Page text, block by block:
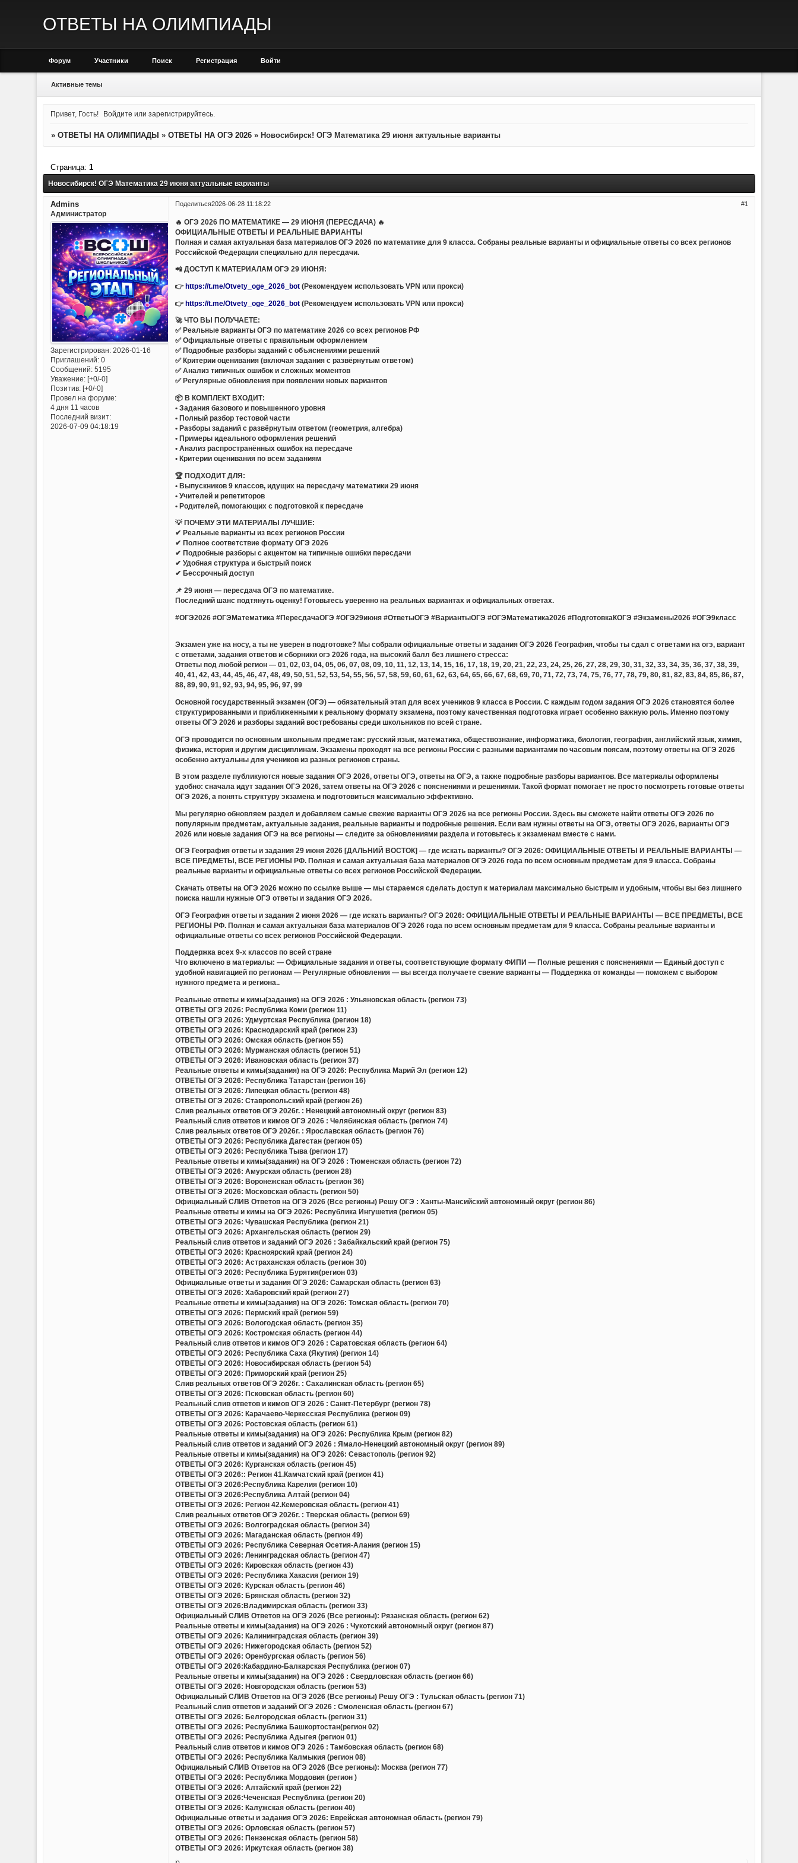
ОТВЕТЫ НА ОЛИМПИАДЫ
Форум Участники Поиск Регистрация Войти
Активные темы
Привет, Гость! Войдите илизарегистрируйтесь
» ОТВЕТЫ НА ОЛИМПИАДЫ » ОТВЕТЫ НА ОГЭ 2026 » Новосибирск! ОГЭ Математика 29 июня актуальные варианты
Новосибирск! ОГЭ Математика 29 июня актуальные варианты
Страница: 1
Поделиться 1
2026-06-28 11:18:22
Admins
Администратор
Зарегистрирован: 2026-01-16
Приглашений:0
Сообщений:5195
Уважение: [+0/-0]
Позитив: [+0/-0]
Провел на форуме:
4 дня 11 часов
Последний визит:
2026-07-09 04:18:19
🔥 ОГЭ 2026 ПО МАТЕМАТИКЕ — 29 ИЮНЯ (ПЕРЕСДАЧА) 🔥
ОФИЦИАЛЬНЫЕ ОТВЕТЫ И РЕАЛЬНЫЕ ВАРИАНТЫ
Полная и самая актуальная база материалов ОГЭ 2026 по математике для 9 класса. Собраны реальные варианты и официальные ответы со всех регионов
Российской Федерации специально для пересдачи.
📲 ДОСТУП К МАТЕРИАЛАМ ОГЭ 29 ИЮНЯ:
👉 https://t.me/Otvety_oge_2026_bot (Рекомендуем использовать VPN или прокси)
👉https://t.me/Otvety_oge_2026_bot (Рекомендуем использовать VPN или прокси)
🚀 ЧТО ВЫ ПОЛУЧАЕТЕ:
✅ Реальные варианты ОГЭ по математике 2026 со всех регионов РФ
✅ Официальные ответы с правильным оформлением
✅ Подробные разборы заданий с объяснениями решений
✅ Критерии оценивания (включая задания с развёрнутым ответом)
✅ Анализ типичных ошибок и сложных моментов
✅ Регулярные обновления при появлении новых вариантов
📦 В КОМПЛЕКТ ВХОДИТ:
• Задания базового и повышенного уровня
• Полный разбор тестовой части
• Разборы заданий с развёрнутым ответом (геометрия, алгебра)
• Примеры идеального оформления решений
• Анализ распространённых ошибок на пересдаче
• Критерии оценивания по всем заданиям
🏆 ПОДХОДИТ ДЛЯ:
• Выпускников 9 классов, идущих на пересдачу математики 29 июня
• Учителей и репетиторов
• Родителей, помогающих с подготовкой к пересдаче
💡 ПОЧЕМУ ЭТИ МАТЕРИАЛЫ ЛУЧШИЕ:
✔ Реальные варианты из всех регионов России
✔ Полное соответствие формату ОГЭ 2026
✔ Подробные разборы с акцентом на типичные ошибки пересдачи
✔ Удобная структура и быстрый поиск
✔ Бессрочный доступ
📌 29 июня — пересдача ОГЭ по математике.
Последний шанс подтянуть оценку! Готовьтесь уверенно на реальных вариантах и официальных ответах.
#ОГЭ2026 #ОГЭМатематика #ПересдачаОГЭ #ОГЭ29июня #ОтветыОГЭ #ВариантыОГЭ #ОГЭМатематика2026 #ПодготовкаКОГЭ #Экзамены2026 #ОГЭ9класс
Экзамен уже на носу, а ты не уверен в подготовке? Мы собрали официальные ответы и задания ОГЭ 2026 География, чтобы ты сдал с ответами на огэ, вариант
с ответами, задания ответов и сборники огэ 2026 года, на высокий балл без лишнего стресса:
Ответы под любой регион — 01, 02, 03, 04, 05, 06, 07, 08, 09, 10, 11, 12, 13, 14, 15, 16, 17, 18, 19, 20, 21, 22, 23, 24, 25, 26, 27, 28, 29, 30, 31, 32, 33, 34, 35, 36, 37, 38, 39,
40, 41, 42, 43, 44, 45, 46, 47, 48, 49, 50, 51, 52, 53, 54, 55, 56, 57, 58, 59, 60, 61, 62, 63, 64, 65, 66, 67, 68, 69, 70, 71, 72, 73, 74, 75, 76, 77, 78, 79, 80, 81, 82, 83, 84, 85, 86, 87,
88, 89, 90, 91, 92, 93, 94, 95, 96, 97, 99
Основной государственный экзамен (ОГЭ) — обязательный этап для всех учеников 9 класса в России. С каждым годом задания ОГЭ 2026 становятся более
структурированными и приближенными к реальному формату экзамена, поэтому качественная подготовка играет особенно важную роль. Именно поэтому
ответы ОГЭ 2026 и разборы заданий востребованы среди школьников по всей стране.
ОГЭ проводится по основным школьным предметам: русский язык, математика, обществознание, информатика, биология, география, английский язык, химия,
физика, история и другим дисциплинам. Экзамены проходят на все регионы России с разными вариантами по часовым поясам, поэтому ответы на ОГЭ 2026
особенно актуальны для учеников из разных регионов страны.
В этом разделе публикуются новые задания ОГЭ 2026, ответы ОГЭ, ответы на ОГЭ, а также подробные разборы вариантов. Все материалы оформлены
удобно: сначала идут задания ОГЭ 2026, затем ответы на ОГЭ 2026 с пояснениями и решениями. Такой формат помогает не просто посмотреть готовые ответы
ОГЭ 2026, а понять структуру экзамена и подготовиться максимально эффективно.
Мы регулярно обновляем раздел и добавляем самые свежие варианты ОГЭ 2026 на все регионы России. Здесь вы сможете найти ответы ОГЭ 2026 по
популярным предметам, актуальные задания, реальные варианты и подробные решения. Если вам нужны ответы на ОГЭ, ответы ОГЭ 2026, варианты ОГЭ
2026 или новые задания ОГЭ на все регионы — следите за обновлениями раздела и готовьтесь к экзаменам вместе с нами.
ОГЭ География ответы и задания 29 июня 2026 [ДАЛЬНИЙ ВОСТОК] — где искать варианты? ОГЭ 2026: ОФИЦИАЛЬНЫЕ ОТВЕТЫ И РЕАЛЬНЫЕ ВАРИАНТЫ —
ВСЕ ПРЕДМЕТЫ, ВСЕ РЕГИОНЫ РФ. Полная и самая актуальная база материалов ОГЭ 2026 года по всем основным предметам для 9 класса. Собраны
реальные варианты и официальные ответы со всех регионов Российской Федерации.
Скачать ответы на ОГЭ 2026 можно по ссылке выше — мы стараемся сделать доступ к материалам максимально быстрым и удобным, чтобы вы без лишнего
поиска нашли нужные ОГЭ ответы и задания ОГЭ 2026.
ОГЭ География ответы и задания 2 июня 2026 — где искать варианты? ОГЭ 2026: ОФИЦИАЛЬНЫЕ ОТВЕТЫ И РЕАЛЬНЫЕ ВАРИАНТЫ — ВСЕ ПРЕДМЕТЫ, ВСЕ
РЕГИОНЫ РФ. Полная и самая актуальная база материалов ОГЭ 2026 года по всем основным предметам для 9 класса. Собраны реальные варианты и
официальные ответы со всех регионов Российской Федерации.
Поддержка всех 9-х классов по всей стране
Что включено в материалы: — Официальные задания и ответы, соответствующие формату ФИПИ — Полные решения с пояснениями — Единый доступ с
удобной навигацией по регионам — Регулярные обновления — вы всегда получаете свежие варианты — Поддержка от команды — поможем с выбором
нужного предмета и региона..
Реальные ответы и кимы(задания) на ОГЭ 2026 : Ульяновская область (регион 73)
ОТВЕТЫ ОГЭ 2026: Республика Коми (регион 11)
ОТВЕТЫ ОГЭ 2026: Удмуртская Республика (регион 18)
ОТВЕТЫ ОГЭ 2026: Краснодарский край (регион 23)
ОТВЕТЫ ОГЭ 2026: Омская область (регион 55)
ОТВЕТЫ ОГЭ 2026: Мурманская область (регион 51)
ОТВЕТЫ ОГЭ 2026: Ивановская область (регион 37)
Реальные ответы и кимы(задания) на ОГЭ 2026: Республика Марий Эл (регион 12)
ОТВЕТЫ ОГЭ 2026: Республика Татарстан (регион 16)
ОТВЕТЫ ОГЭ 2026: Липецкая область (регион 48)
ОТВЕТЫ ОГЭ 2026: Ставропольский край (регион 26)
Слив реальных ответов ОГЭ 2026г. : Ненецкий автономный округ (регион 83)
Реальный слив ответов и кимов ОГЭ 2026 : Челябинская область (регион 74)
Слив реальных ответов ОГЭ 2026г. : Ярославская область (регион 76)
ОТВЕТЫ ОГЭ 2026: Республика Дагестан (регион 05)
ОТВЕТЫ ОГЭ 2026: Республика Тыва (регион 17)
Реальные ответы и кимы(задания) на ОГЭ 2026 : Тюменская область (регион 72)
ОТВЕТЫ ОГЭ 2026: Амурская область (регион 28)
ОТВЕТЫ ОГЭ 2026: Воронежская область (регион 36)
ОТВЕТЫ ОГЭ 2026: Московская область (регион 50)
Официальный СЛИВ Ответов на ОГЭ 2026 (Все регионы) Решу ОГЭ : Ханты-Мансийский автономный округ (регион 86)
Реальные ответы и кимы на ОГЭ 2026: Республика Ингушетия (регион 05)
ОТВЕТЫ ОГЭ 2026: Чувашская Республика (регион 21)
ОТВЕТЫ ОГЭ 2026: Архангельская область (регион 29)
Реальный слив ответов и заданий ОГЭ 2026 : Забайкальский край (регион 75)
ОТВЕТЫ ОГЭ 2026: Красноярский край (регион 24)
ОТВЕТЫ ОГЭ 2026: Астраханская область (регион 30)
ОТВЕТЫ ОГЭ 2026: Республика Бурятия(регион 03)
Официальные ответы и задания ОГЭ 2026: Самарская область (регион 63)
ОТВЕТЫ ОГЭ 2026: Хабаровский край (регион 27)
Реальные ответы и кимы(задания) на ОГЭ 2026: Томская область (регион 70)
ОТВЕТЫ ОГЭ 2026: Пермский край (регион 59)
ОТВЕТЫ ОГЭ 2026: Вологодская область (регион 35)
ОТВЕТЫ ОГЭ 2026: Костромская область (регион 44)
Реальный слив ответов и кимов ОГЭ 2026 : Саратовская область (регион 64)
ОТВЕТЫ ОГЭ 2026: Республика Саха (Якутия) (регион 14)
ОТВЕТЫ ОГЭ 2026: Новосибирская область (регион 54)
ОТВЕТЫ ОГЭ 2026: Приморский край (регион 25)
Слив реальных ответов ОГЭ 2026г. : Сахалинская область (регион 65)
ОТВЕТЫ ОГЭ 2026: Псковская область (регион 60)
Реальный слив ответов и кимов ОГЭ 2026 : Санкт-Петербург (регион 78)
ОТВЕТЫ ОГЭ 2026: Карачаево-Черкесская Республика (регион 09)
ОТВЕТЫ ОГЭ 2026: Ростовская область (регион 61)
Реальные ответы и кимы(задания) на ОГЭ 2026: Республика Крым (регион 82)
Реальный слив ответов и заданий ОГЭ 2026 : Ямало-Ненецкий автономный округ (регион 89)
Реальные ответы и кимы(задания) на ОГЭ 2026: Севастополь (регион 92)
ОТВЕТЫ ОГЭ 2026: Курганская область (регион 45)
ОТВЕТЫ ОГЭ 2026:: Регион 41.Камчатский край (регион 41)
ОТВЕТЫ ОГЭ 2026:Республика Карелия (регион 10)
ОТВЕТЫ ОГЭ 2026:Республика Алтай (регион 04)
ОТВЕТЫ ОГЭ 2026: Регион 42.Кемеровская область (регион 41)
Слив реальных ответов ОГЭ 2026г. : Тверская область (регион 69)
ОТВЕТЫ ОГЭ 2026: Волгоградская область (регион 34)
ОТВЕТЫ ОГЭ 2026: Магаданская область (регион 49)
ОТВЕТЫ ОГЭ 2026: Республика Северная Осетия-Алания (регион 15)
ОТВЕТЫ ОГЭ 2026: Ленинградская область (регион 47)
ОТВЕТЫ ОГЭ 2026: Кировская область (регион 43)
ОТВЕТЫ ОГЭ 2026: Республика Хакасия (регион 19)
ОТВЕТЫ ОГЭ 2026: Курская область (регион 46)
ОТВЕТЫ ОГЭ 2026: Брянская область (регион 32)
ОТВЕТЫ ОГЭ 2026:Владимирская область (регион 33)
Официальный СЛИВ Ответов на ОГЭ 2026 (Все регионы): Рязанская область (регион 62)
Реальные ответы и кимы(задания) на ОГЭ 2026 : Чукотский автономный округ (регион 87)
ОТВЕТЫ ОГЭ 2026: Калининградская область (регион 39)
ОТВЕТЫ ОГЭ 2026: Нижегородская область (регион 52)
ОТВЕТЫ ОГЭ 2026: Оренбургская область (регион 56)
ОТВЕТЫ ОГЭ 2026:Кабардино-Балкарская Республика (регион 07)
Реальные ответы и кимы(задания) на ОГЭ 2026 : Свердловская область (регион 66)
ОТВЕТЫ ОГЭ 2026: Новгородская область (регион 53)
Официальный СЛИВ Ответов на ОГЭ 2026 (Все регионы) Решу ОГЭ : Тульская область (регион 71)
Реальный слив ответов и заданий ОГЭ 2026 : Смоленская область (регион 67)
ОТВЕТЫ ОГЭ 2026: Белгородская область (регион 31)
ОТВЕТЫ ОГЭ 2026: Республика Башкортостан(регион 02)
ОТВЕТЫ ОГЭ 2026: Республика Адыгея (регион 01)
Реальный слив ответов и кимов ОГЭ 2026 : Тамбовская область (регион 68)
ОТВЕТЫ ОГЭ 2026: Республика Калмыкия (регион 08)
Официальный СЛИВ Ответов на ОГЭ 2026 (Все регионы): Москва (регион 77)
ОТВЕТЫ ОГЭ 2026: Республика Мордовия (регион )
ОТВЕТЫ ОГЭ 2026: Алтайский край (регион 22)
ОТВЕТЫ ОГЭ 2026:Чеченская Республика (регион 20)
ОТВЕТЫ ОГЭ 2026: Калужская область (регион 40)
Официальные ответы и задания ОГЭ 2026: Еврейская автономная область (регион 79)
ОТВЕТЫ ОГЭ 2026: Орловская область (регион 57)
ОТВЕТЫ ОГЭ 2026: Пензенская область (регион 58)
ОТВЕТЫ ОГЭ 2026: Иркутская область (регион 38)